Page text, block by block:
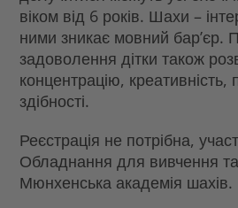
віком від 6 років. Шахи –
ними зникає мовний бар’єр.
задоволення дітки також
концентрацію, креативність,
здібності.
Реєстрація не потрібна,
Обладнання для вивчення
Мюнхенська академія шахів.